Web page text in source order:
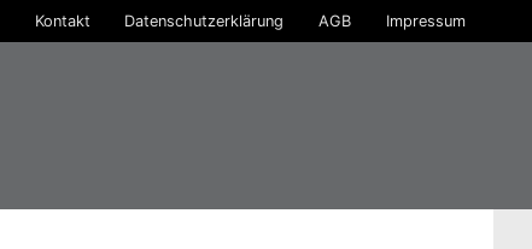
Kontakt Datenschutzerklärung AGB Impressum